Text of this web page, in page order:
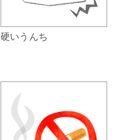
硬いうんち